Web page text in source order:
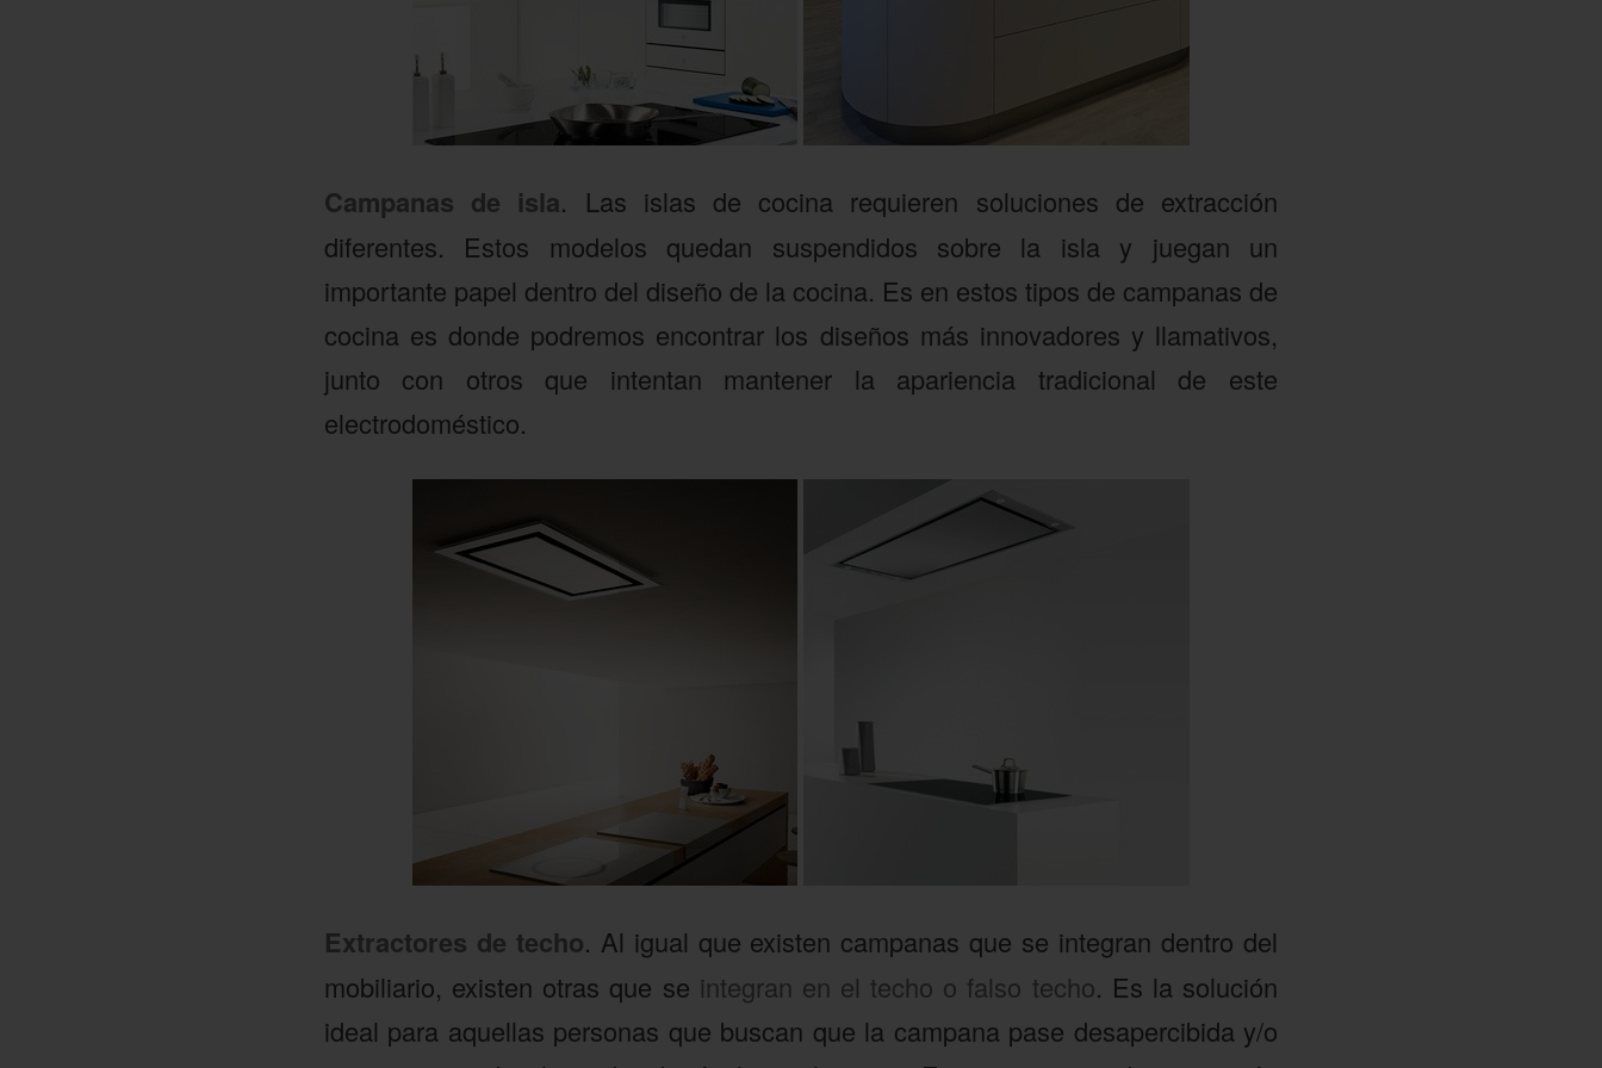
Campanas de isla. Las islas de cocina requieren soluciones de extracción
diferentes. Estos modelos quedan suspendidos sobre la isla y juegan un
importante papel dentro del diseño de la cocina. Es en estos tipos de campanas de
cocina es donde podremos encontrar los diseños más innovadores y llamativos,
junto con otros que intentan mantener la apariencia tradicional de este
electrodoméstico.
Extractores de techo. Al igual que existen campanas que se integran dentro del
mobiliario, existen otras que se integran en el techo o falso techo. Es la solución
ideal para aquellas personas que buscan que la campana pase desapercibida y/o